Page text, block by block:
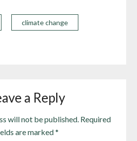
climate change
a Reply
will not be published. Required
are marked*